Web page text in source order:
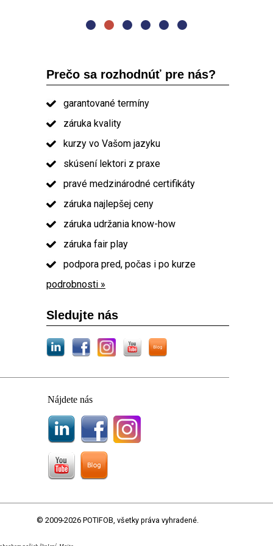
Prečo sa rozhodnúť pre nás?
garantované termíny
záruka kvality
kurzy vo Vašom jazyku
skúsení lektori z praxe
pravé medzinárodné certifikáty
záruka najlepšej ceny
záruka udržania know-how
záruka fair play
podpora pred, počas i po kurze
podrobnosti »
Sledujte nás
Nájdete nás
© 2009-2026 POTIFOB, všetky práva vyhradené.